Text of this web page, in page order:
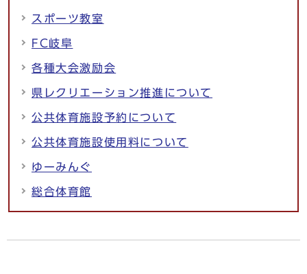
スポーツ教室
FC岐阜
各種大会激励会
県レクリエーション推進について
公共体育施設予約について
公共体育施設使用料について
ゆーみんぐ
総合体育館